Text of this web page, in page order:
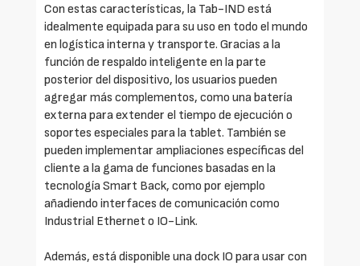
Con estas características, la Tab-IND está
idealmente equipada para su uso en todo el mundo
en logística interna y transporte. Gracias a la
función de respaldo inteligente en la parte
posterior del dispositivo, los usuarios pueden
agregar más complementos, como una batería
externa para extender el tiempo de ejecución o
soportes especiales para la tablet. También se
pueden implementar ampliaciones específicas del
cliente a la gama de funciones basadas en la
tecnología Smart Back, como por ejemplo
añadiendo interfaces de comunicación como
Industrial Ethernet o IO-Link.
Además, está disponible una dock IO para usar con